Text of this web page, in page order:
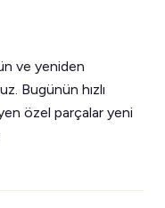
ve yeniden
Bugünün hızlı
özel parçalar yeni